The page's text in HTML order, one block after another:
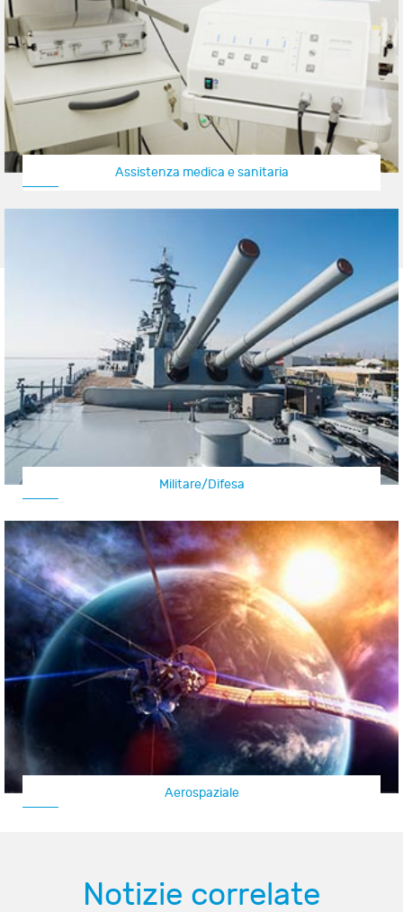
Assistenza medica e sanitaria
Militare/Difesa
Aerospaziale
Notizie correlate